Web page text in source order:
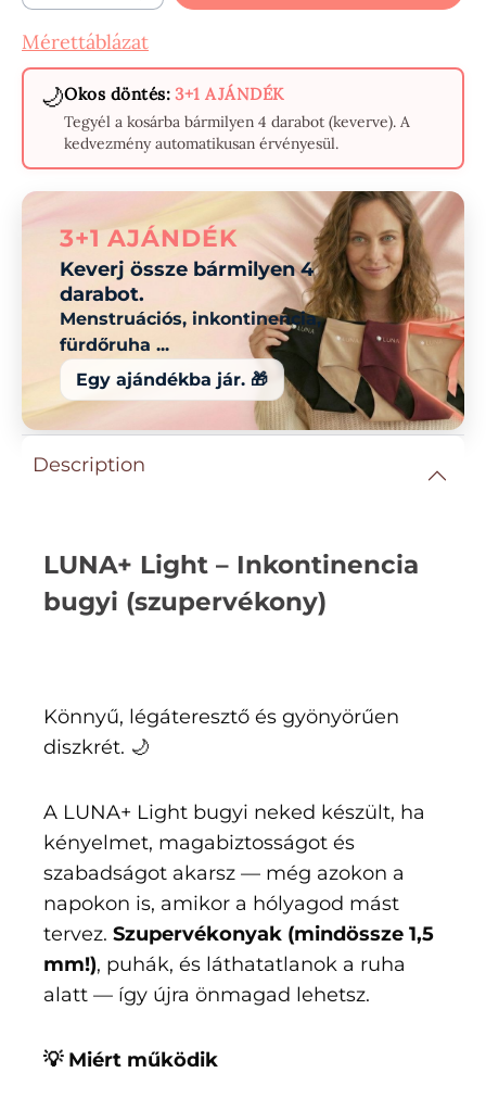
Mérettáblázat
🌙Okos döntés: 3+1 AJÁNDÉK
Tegyél a kosárba bármilyen 4 darabot (keverve). A
kedvezmény automatikusan érvényesül.
3+1 AJÁNDÉK
Keverj össze bármilyen 4
darabot.
Menstruációs, inkontinencia,
fürdőruha ...
Egy ajándékba jár. 🎁
Description
LUNA+ Light – Inkontinencia
bugyi (szupervékony)
Könnyű, légáteresztő és gyönyörűen
diszkrét. 🌙
A LUNA+ Light bugyi neked készült, ha
kényelmet, magabiztosságot és
szabadságot akarsz — még azokon a
napokon is, amikor a hólyagod mást
tervez. Szupervékonyak (mindössze 1,5
mm!), puhák, és láthatatlanok a ruha
alatt — így újra önmagad lehetsz.
💡 Miért működik